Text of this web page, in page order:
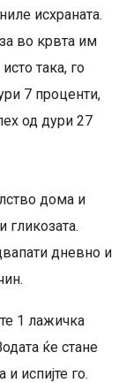
исхраната.
во крвта им
така, го
7 проценти,
од дури 27
дома и
гликозата.
дневно и
1 лажичка
ќе стане
испијте го.